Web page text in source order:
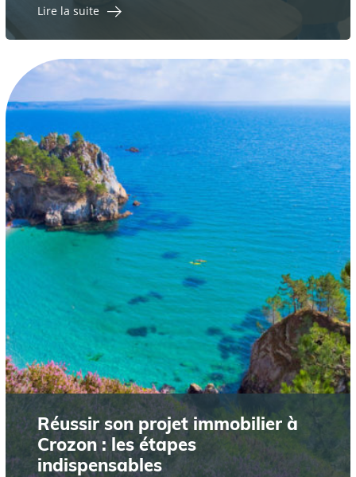
Lire la suite
Réussir son projet immobilier à
Crozon : les étapes
indispensables